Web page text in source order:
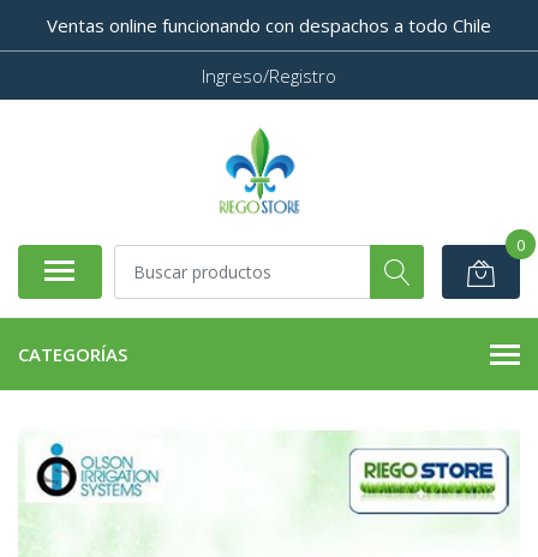
Ventas online funcionando con despachos a todo Chile
Ingreso/Registro
0
CATEGORÍAS